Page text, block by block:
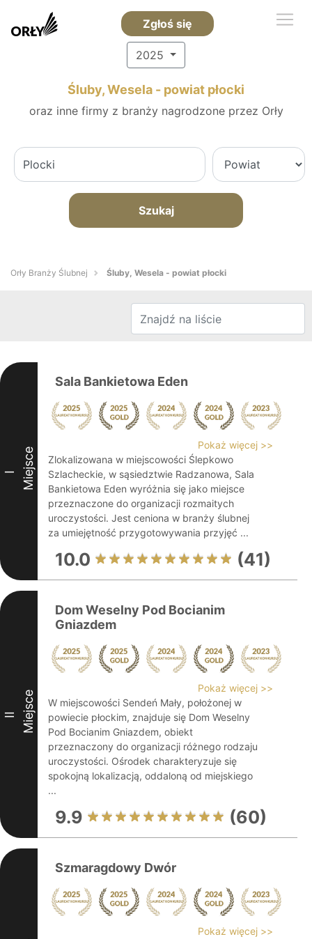
Zgłoś się
2025
Śluby, Wesela - powiat płocki
oraz inne firmy z branży nagrodzone przez Orły
Szukaj
Orły Branży Ślubnej Śluby, Wesela - powiat płocki
I Miejsce
Sala Bankietowa Eden
Pokaż więcej >>
Zlokalizowana w miejscowości Ślepkowo
Szlacheckie, w sąsiedztwie Radzanowa, Sala
Bankietowa Eden wyróżnia się jako miejsce
przeznaczone do organizacji rozmaitych
uroczystości. Jest ceniona w branży ślubnej
za umiejętność przygotowywania przyjęć ...
10.0 (41)
II Miejsce
Dom Weselny Pod Bocianim
Gniazdem
Pokaż więcej >>
W miejscowości Sendeń Mały, położonej w
powiecie płockim, znajduje się Dom Weselny
Pod Bocianim Gniazdem, obiekt
przeznaczony do organizacji różnego rodzaju
uroczystości. Ośrodek charakteryzuje się
spokojną lokalizacją, oddaloną od miejskiego
...
9.9 (60)
Szmaragdowy Dwór
Pokaż więcej >>